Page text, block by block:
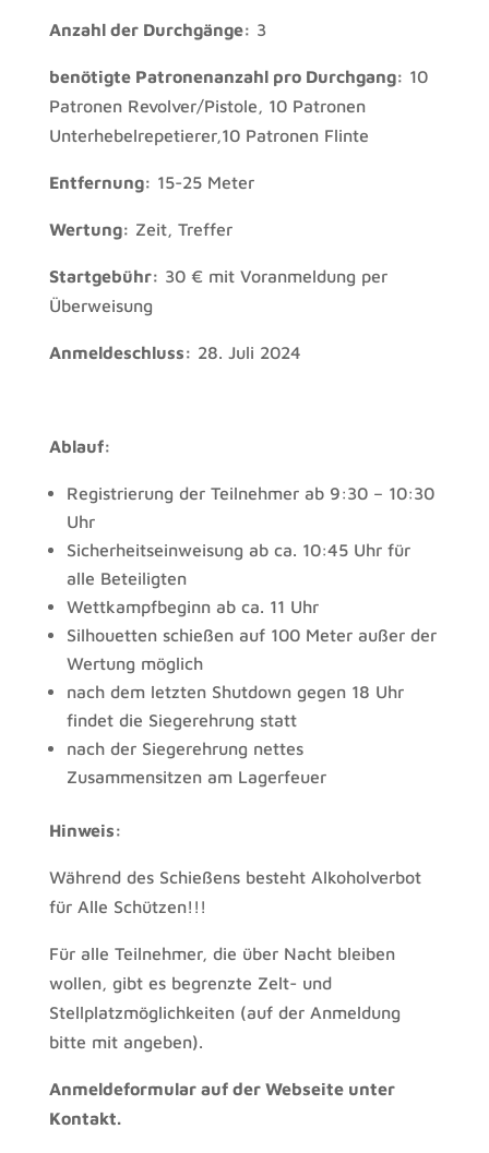
Anzahl der Durchgänge: 3
benötigte Patronenanzahl pro Durchgang: 10
Patronen Revolver/Pistole, 10 Patronen
Unterhebelrepetierer,10 Patronen Flinte
Entfernung: 15-25 Meter
Wertung: Zeit, Treffer
Startgebühr: 30 € mit Voranmeldung per
Überweisung
Anmeldeschluss: 28. Juli 2024
Ablauf:
Registrierung der Teilnehmer ab 9:30 – 10:30
Uhr
Sicherheitseinweisung ab ca. 10:45 Uhr für
alle Beteiligten
Wettkampfbeginn ab ca. 11 Uhr
Silhouetten schießen auf 100 Meter außer der
Wertung möglich
nach dem letzten Shutdown gegen 18 Uhr
findet die Siegerehrung statt
nach der Siegerehrung nettes
Zusammensitzen am Lagerfeuer
Hinweis:
Während des Schießens besteht Alkoholverbot
für Alle Schützen!!!
Für alle Teilnehmer, die über Nacht bleiben
wollen, gibt es begrenzte Zelt- und
Stellplatzmöglichkeiten (auf der Anmeldung
bitte mit angeben).
Anmeldeformular auf der Webseite unter
Kontakt.